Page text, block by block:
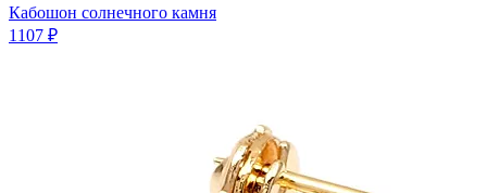
Кабошон солнечного камня
1107 ₽